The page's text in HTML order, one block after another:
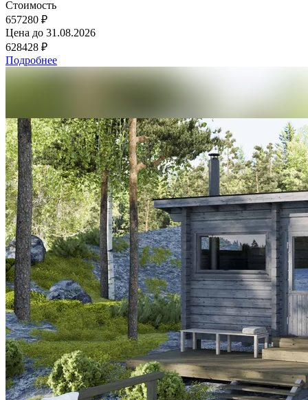
Стоимость
657280 ₽
Цена до 31.08.2026
628428 ₽
Подробнее